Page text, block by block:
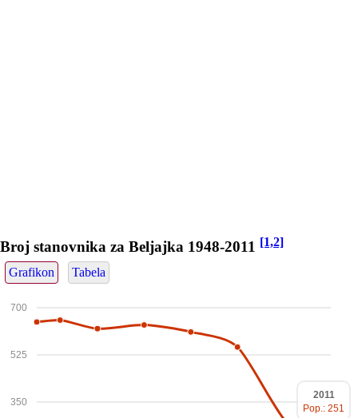
Broj stanovnika za Beljajka 1948-2011 [1,2]
Grafikon Tabela
350
525
700
2011
Pop.: 251